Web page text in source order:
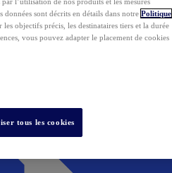
données sont décrits en détails dans notre Politique
les objectifs précis, les destinataires tiers et la durée
vous pouvez adapter le placement de cookies
tous les cookies